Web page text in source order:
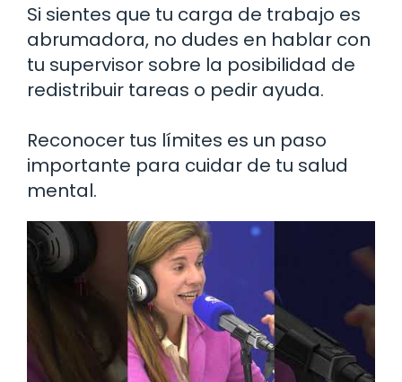
Si sientes que tu carga de trabajo es
abrumadora, no dudes en hablar con
tu supervisor sobre la posibilidad de
redistribuir tareas o pedir ayuda.
Reconocer tus límites es un paso
importante para cuidar de tu salud
mental.